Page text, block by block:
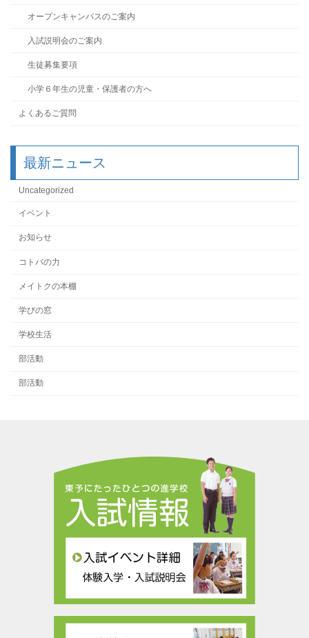
オープンキャンパスのご案内
入試説明会のご案内
生徒募集要項
小学６年生の児童・保護者の方へ
よくあるご質問
最新ニュース
Uncategorized
イベント
お知らせ
コトバの力
メイトクの本棚
学びの窓
学校生活
部活動
部活動